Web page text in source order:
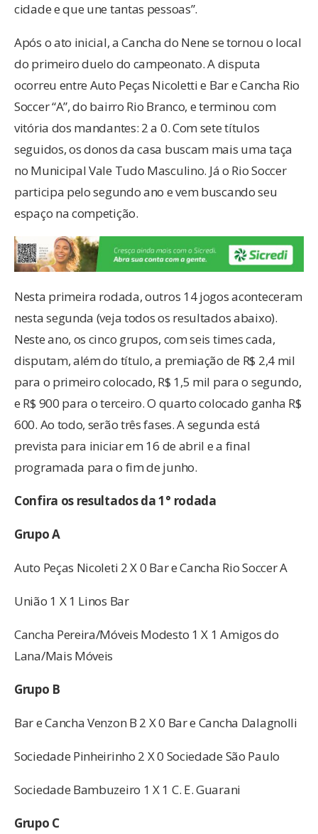
cidade e que une tantas pessoas”.
Após o ato inicial, a Cancha do Nene se tornou o local
do primeiro duelo do campeonato. A disputa
ocorreu entre Auto Peças Nicoletti e Bar e Cancha Rio
Soccer “A”, do bairro Rio Branco, e terminou com
vitória dos mandantes: 2 a 0. Com sete títulos
seguidos, os donos da casa buscam mais uma taça
no Municipal Vale Tudo Masculino. Já o Rio Soccer
participa pelo segundo ano e vem buscando seu
espaço na competição.
Nesta primeira rodada, outros 14 jogos aconteceram
nesta segunda (veja todos os resultados abaixo).
Neste ano, os cinco grupos, com seis times cada,
disputam, além do título, a premiação de R$ 2,4 mil
para o primeiro colocado, R$ 1,5 mil para o segundo,
e R$ 900 para o terceiro. O quarto colocado ganha R$
600. Ao todo, serão três fases. A segunda está
prevista para iniciar em 16 de abril e a final
programada para o fim de junho.
Confira os resultados da 1° rodada
Grupo A
Auto Peças Nicoleti 2 X 0 Bar e Cancha Rio Soccer A
União 1 X 1 Linos Bar
Cancha Pereira/Móveis Modesto 1 X 1 Amigos do
Lana/Mais Móveis
Grupo B
Bar e Cancha Venzon B 2 X 0 Bar e Cancha Dalagnolli
Sociedade Pinheirinho 2 X 0 Sociedade São Paulo
Sociedade Bambuzeiro 1 X 1 C. E. Guarani
Grupo C